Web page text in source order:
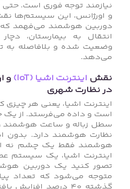
نیازمند توجه فوری است.
و اورژانس، این سیستم‌ها
دوربین هوشمند می‌فهمد که
انتقال به بیمارستان،
وضعیت شده و بلافاصله به
می‌دهد.
نقش اینترنت اشیا (IoT)
و
در نظارت شهری
اینترنت اشیا، یعنی هر چیزی
است و داده می‌فرستد. از یک
سطل زباله و ساعت
نظارت هوشمند دارد. بدون
هوشمند فقط یک چشم نه
اینترنت اشیا، یک سیستم
تصور کنید یک دوربین